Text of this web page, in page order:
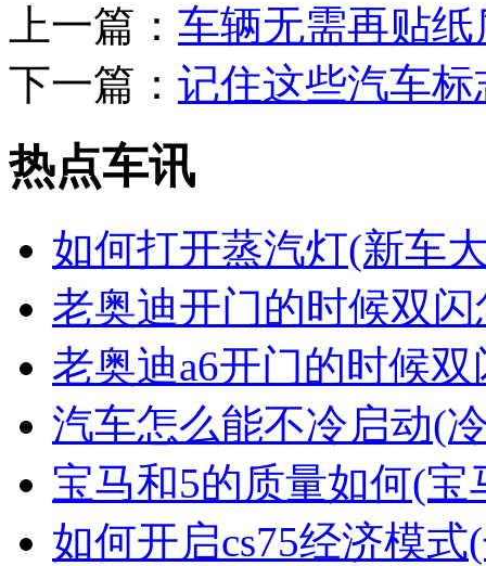
上一篇： 车辆无需再贴纸
下一篇： 记住这些汽车
热点车讯
如何打开蒸汽灯(新车
老奥迪开门的时候双
老奥迪a6开门的时候
汽车怎么能不冷启动(
宝马和5的质量如何(宝
如何开启cs75经济模式